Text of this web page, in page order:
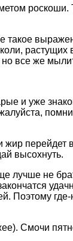
роскоши.
но все же
и уже
высохнуть.
не
Поэтому
Смочи